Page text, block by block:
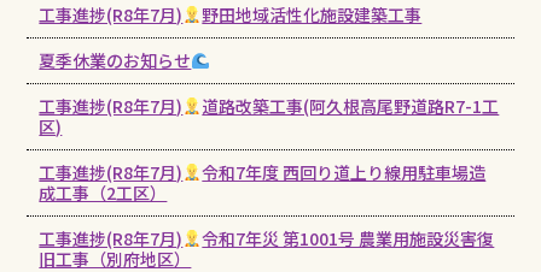
工事進捗(R8年7月)
野田地域活性化施設建築工事
夏季休業のお知らせ
工事進捗(R8年7月)
道路改築工事(阿久根高尾野道路R7-1工
区)
工事進捗(R8年7月)
令和7年度 西回り道上り線用駐車場造
成工事（2工区）
工事進捗(R8年7月)
令和7年災 第1001号 農業用施設災害復
旧工事（別府地区）